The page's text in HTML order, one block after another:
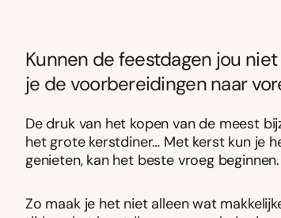
Kunnen de feestdagen jou
je de voorbereidingen naar
De druk van het kopen van de meest
het grote kerstdiner… Met kerst kun je
genieten, kan het beste vroeg beginnen.
Zo maak je het niet alleen wat